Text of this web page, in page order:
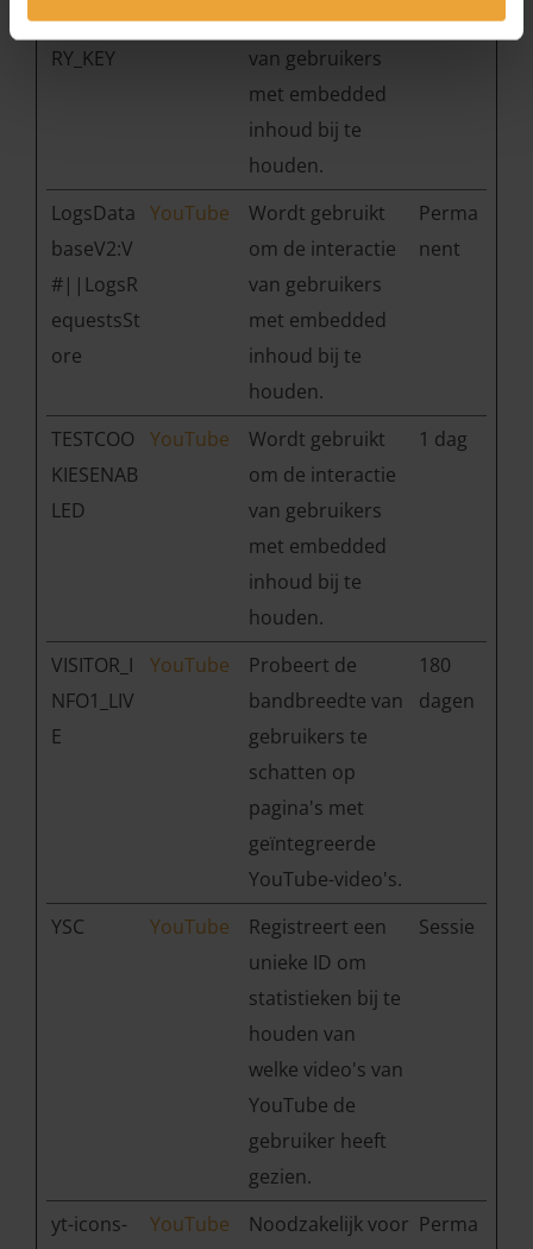
ULT_ENT
RY_KEY
om de interactie
van gebruikers
met embedded
inhoud bij te
houden.
LogsData
baseV2:V
#||LogsR
equestsSt
ore
YouTube
Wordt gebruikt
om de interactie
van gebruikers
met embedded
inhoud bij te
houden.
Perma
nent
TESTCOO
KIESENAB
LED
YouTube
Wordt gebruikt
om de interactie
van gebruikers
met embedded
inhoud bij te
houden.
1 dag
VISITOR_I
NFO1_LIV
E
YouTube
Probeert de
bandbreedte van
gebruikers te
schatten op
pagina's met
geïntegreerde
YouTube-video's.
180
dagen
YSC YouTube
Registreert een
unieke ID om
statistieken bij te
houden van
welke video's van
YouTube de
gebruiker heeft
gezien.
Sessie
yt-icons-
YouTube
Noodzakelijk voor Perma